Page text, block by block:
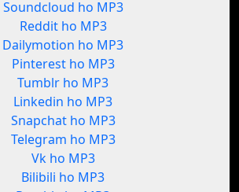
Soundcloud ho MP3
Reddit ho MP3
Dailymotion ho MP3
Pinterest ho MP3
Tumblr ho MP3
Linkedin ho MP3
Snapchat ho MP3
Telegram ho MP3
Vk ho MP3
Bilibili ho MP3